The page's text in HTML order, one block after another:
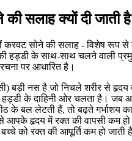
की सलाह क्यों दी जाती
करवट सोने की सलाह - विशेष रूप
की हड्डी के साथ-साथ चलने वाली
पर आधारित है।
बड़ी नस है जो निचले शरीर से
हड्डी के दाहिनी ओर चलता है। जब
के बल लेटती हैं, तो बढ़ते गर्भाशय
आपके हृदय में रक्त की वापसी कम
को रक्त की आपूर्ति कम हो जाती